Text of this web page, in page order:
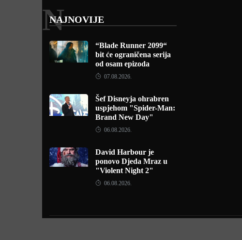
NAJNOVIJE
N
“Blade Runner 2099“
bit će ograničena serija
od osam epizoda
07.08.2026.
Šef Disneyja ohrabren
uspjehom "Spider-Man:
Brand New Day"
06.08.2026.
David Harbour je
ponovo Djeda Mraz u
"Violent Night 2"
06.08.2026.